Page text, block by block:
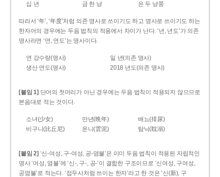
십 년 금 한 냥 은 두 냥쭝
따라서 ‘年’, ‘年度’처럼 의존 명사로 쓰이기도 하고 명사로 쓰이기도 하는
한자어의 경우에는 두음 법칙의 적용에서 차이가 난다. ‘년, 년도’가 의존
명사라면 ‘연, 연도’는 명사이다.
연 강수량(명사)
일 년(의존 명사)
생산 연도(명사)
2018 년도(의존 명사)
[붙임 1] 단어의 첫머리가 아닌 경우에는 두음 법칙이 적용되지 않으므로
본음대로 적는 것이다.
소녀(少女) 만년(晩年)
배뇨(排尿)
비구니(比丘尼)
운니(雲泥) 탐닉(耽溺)
[붙임 2] ‘신-여성, 구-여성, 공-염불’은 이미 두음 법칙이 적용된 자립적인
명사 ‘여성, 염불’에 ‘신-, 구-, 공-’이 결합한 구조이므로 ‘신여성, 구여성,
공염불’로 적는다. ‘접두사처럼 쓰이는 한자’라고 한 것은 ‘신(新), 구